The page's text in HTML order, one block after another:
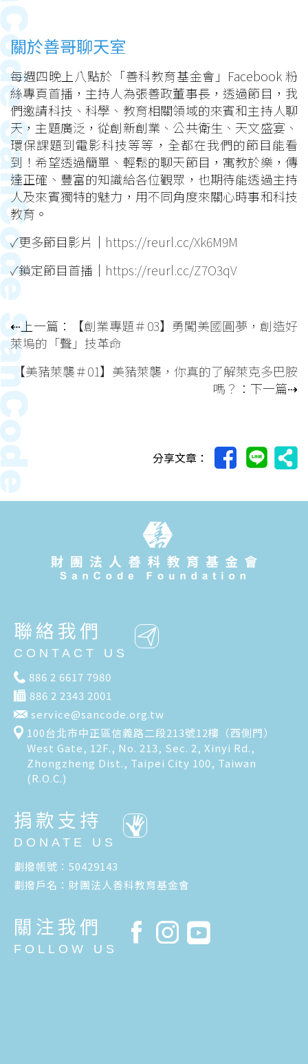
關於善哥聊天室
每週四晚上八點於「善科教育基金會」Facebook 粉
絲專頁首播，主持人為張善政董事長，透過節目，我
們邀請科技、科學、教育相關領域的來賓和主持人聊
天，主題廣泛，從創新創業、公共衛生、天文盛宴、
環保課題到電影科技等等，全都在我們的節目能看
到！希望透過簡單、輕鬆的聊天節目，寓教於樂，傳
達正確、豐富的知識給各位觀眾，也期待能透過主持
人及來賓獨特的魅力，用不同角度來關心時事和科技
教育。
✓更多節目影片｜ https://reurl.cc/Xk6M9M
✓鎖定節目首播｜ https://reurl.cc/Z7O3qV
⇠上一篇：
【創業專題＃03】勇闖美國圓夢，創造好
萊塢的「聲」技革命
【美豬萊襲＃01】美豬萊襲，你真的了解萊克多巴胺
嗎？ ：下一篇⇢
分享文章：
聯絡我們
CONTACT US
886 2 6617 7980
886 2 2343 2001
service@sancode.org.tw
100台北市中正區信義路二段213號12樓（西側門）
West Gate, 12F., No. 213, Sec. 2, Xinyi Rd.,
Zhongzheng Dist., Taipei City 100, Taiwan
(R.O.C.)
捐款支持
DONATE US
劃撥帳號：50429143
劃撥戶名：財團法人善科教育基金會
關注我們
FOLLOW US